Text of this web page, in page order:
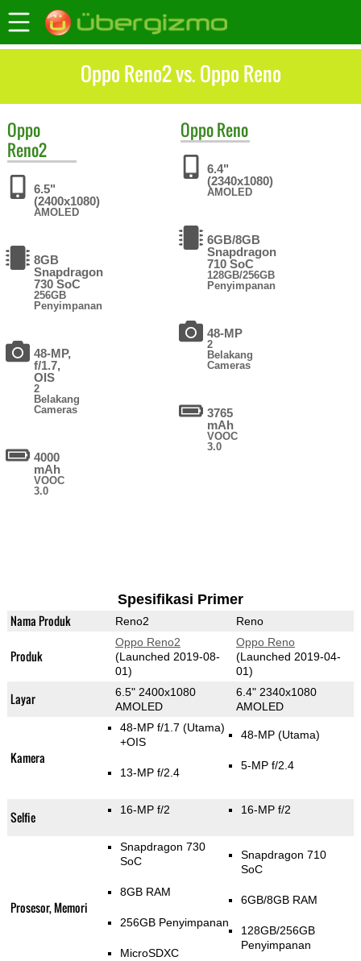
Oppo Reno2 vs. Oppo Reno
Oppo
Reno2
6.5"
(2400x1080)
AMOLED
8GB
Snapdragon
730 SoC
256GB
Penyimpanan
48-MP,
f/1.7,
OIS
2
Belakang
Cameras
4000
mAh
VOOC
3.0
OppoReno
6.4"
(2340x1080)
AMOLED
6GB/8GB
Snapdragon
710 SoC
128GB/256GB
Penyimpanan
48-MP
2
Belakang
Cameras
3765
mAh
VOOC
3.0
Spesifikasi Primer
Nama Produk Reno2 Reno
Produk
Oppo Reno2
(Launched 2019-08-
01)
Oppo Reno
(Launched 2019-04-
01)
Layar
6.5" 2400x1080
AMOLED
6.4" 2340x1080
AMOLED
Kamera
48-MP f/1.7 (Utama)
+OIS
13-MP f/2.4
48-MP (Utama)
5-MP f/2.4
Selfie 16-MP f/2 16-MP f/2
Prosesor, Memori
Snapdragon 730
SoC
8GB RAM
256GB Penyimpanan
MicroSDXC
Snapdragon 710
SoC
6GB/8GB RAM
128GB/256GB
Penyimpanan